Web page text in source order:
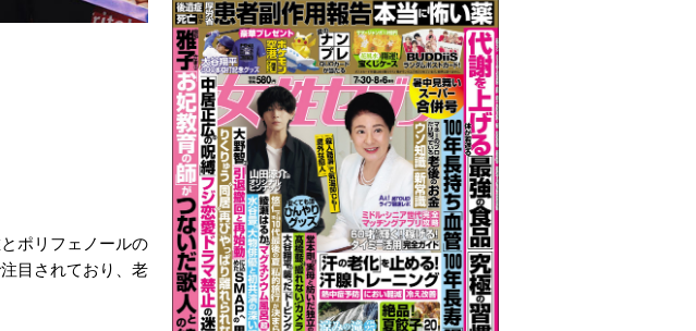
ポリフェノールの
目されており、老